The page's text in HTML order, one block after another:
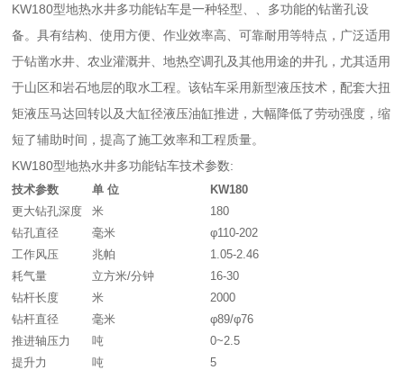
KW180型地热水井多功能钻车是一种轻型、、多功能的钻凿孔设
备。具有结构、使用方便、作业效率高、可靠耐用等特点，广泛适用
于钻凿水井、农业灌溉井、地热空调孔及其他用途的井孔，尤其适用
于山区和岩石地层的取水工程。该钻车采用新型液压技术，配套大扭
矩液压马达回转以及大缸径液压油缸推进，大幅降低了劳动强度，缩
短了辅助时间，提高了施工效率和工程质量。
KW180型地热水井多功能钻车技术参数:
技术参数 单 位
KW180
更大钻孔深度
米
180
钻孔直径
毫米
φ110-202
工作风压
兆帕
1.05-2.46
耗气量
立方米/分钟
16-30
钻杆长度
米
2000
钻杆直径
毫米
φ89/φ76
推进轴压力
吨
0~2.5
提升力
吨
5